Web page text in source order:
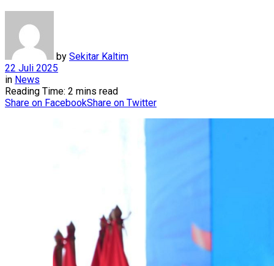
by Sekitar Kaltim
22 Juli 2025
in News
Reading Time: 2 mins read
Share on FacebookShare on Twitter